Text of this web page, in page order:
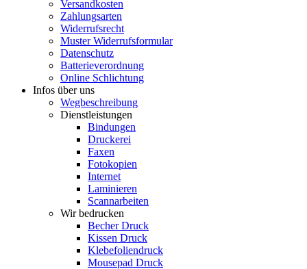
Versandkosten
Zahlungsarten
Widerrufsrecht
Muster Widerrufsformular
Datenschutz
Batterieverordnung
Online Schlichtung
Infos über uns
Wegbeschreibung
Dienstleistungen
Bindungen
Druckerei
Faxen
Fotokopien
Internet
Laminieren
Scannarbeiten
Wir bedrucken
Becher Druck
Kissen Druck
Klebefoliendruck
Mousepad Druck